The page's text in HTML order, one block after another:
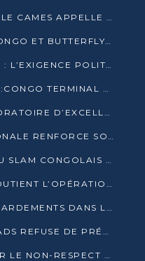
ENSEIGNEMENT SUPÉRIEUR : LE CAMES APPELLE À UNE UNIVERSITÉ AFRICAINE AXÉE SUR L’EMPLOYABILITÉ
BRAZZAVILLE : WIKIPÉDIA CONGO ET BUTTERFLY SCELLENT UN PARTENARIAT POUR STRUCTURER LE BÉNÉVOLAT NUMÉRIQUE
GOUVERNER PAR LA PREUVE : L’EXIGENCE POLITIQUE DU XXIᵉ SIÈCLE
EMPLOYABILITÉ DES JEUNES :CONGO TERMINAL S’ALLIE À L’ESCIC POUR RAPPROCHER L’ÉCOLE DU TERRAIN
MOUYONDZI, NOUVEAU LABORATOIRE D’EXCELLENCE PÉDAGOGIQUE AVEC L’ENFICE
SCIENCE : L’ACADÉMIE NATIONALE RENFORCE SON ÉQUIPE ET TRACE SA FEUILLE DE ROUTE 2026
CARDY YOUELO, LA VOIX DAU SLAM CONGOLAIS QUI INTERPELLE LE MONDE
BRAZZAVILLE : LE PRÉFET SOUTIENT L’OPÉRATION « ZÉRO KULUNA » ET APPELLE À LA VIGILANCE CITOYENNE
LE CNR DÉNONCE DES BOMBARDEMENTS DANS LE POOL ET ACCUSE LE GOUVERNEMENT
PRÉSIDENTIELLE 2026 : L’UPADS REFUSE DE PRÉSENTER UN CANDIDAT ET DÉNONCE UN PROCESSUS NON CRÉDIBLE
FÉLIX TSHISEKEDI ALERTE SUR LE NON-RESPECT DES ENGAGEMENTS DE PAIX APRÈS SA RENCONTRE AVEC D. SASSOU-NGUESSO